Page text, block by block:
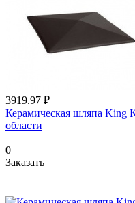
3919.97 ₽
Керамическая шляпа King
области
0
Заказать